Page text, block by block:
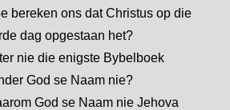
bereken ons dat Christus op die
dag opgestaan het?
nie die enigste Bybelboek
God se Naam nie?
God se Naam nie Jehova